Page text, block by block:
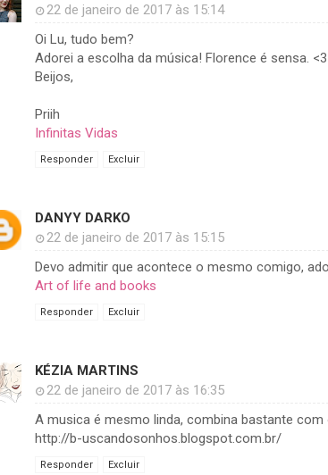
22 de janeiro de 2017 às 15:14
Oi Lu, tudo bem?
Adorei a escolha da música! Florence é sensa. <3
Beijos,
Priih
Infinitas Vidas
Responder Excluir
DANYY DARKO
22 de janeiro de 2017 às 15:15
Devo admitir que acontece o mesmo comigo,
Art of life and books
Responder Excluir
KÉZIA MARTINS
22 de janeiro de 2017 às 16:35
A musica é mesmo linda, combina bastante com
http://b-uscandosonhos.blogspot.com.br/
Responder Excluir